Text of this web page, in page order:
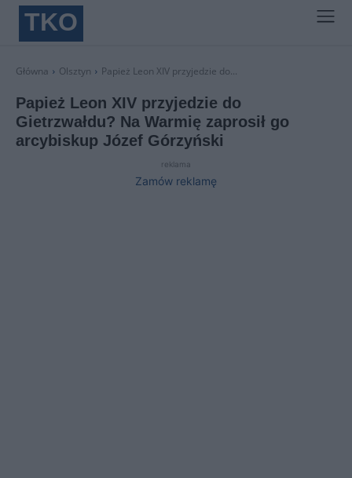
TKO
Główna Olsztyn Papież Leon XIV przyjedzie do...
Papież Leon XIV przyjedzie do
Gietrzwałdu? Na Warmię zaprosił go
arcybiskup Józef Górzyński
reklama
Zamów reklamę